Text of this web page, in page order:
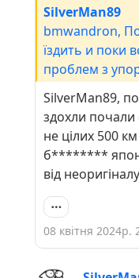
SilverMan89
bmwandron,
їздить и поки
проблем з
бо яке відео
спитаєш, то
з іншими
полюбляє
SilverMan89,
здохли почали
не цілих 500 км
б********
від
08 квітня 2024р.